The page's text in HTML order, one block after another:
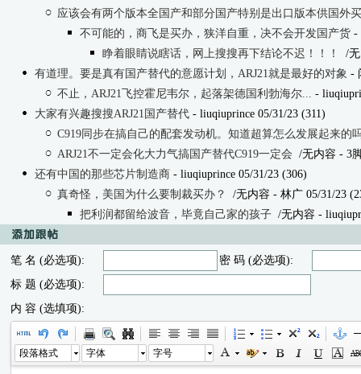
应该会有两个版本全国产和部分国产特别是出口版本供国外
不可能的，商飞是买办，狭洋自重，决不会开发国产货 -
睁着眼睛说瞎话，网上搜搜再下结论不迟！！！
/
有道理。要是真有国产替代的意愿计划，ARJ21就是最好的对象 -
不止，ARJ21飞控霍尼韦尔，起落架德国利勃海尔... -
大家有兴趣搜搜ARJ21国产替代 - liuqiuprince 05/31/23 (311)
C919同步在搞自己的配套发动机。知道超算怎么发展起来的
ARJ21不一定会化大力气搞国产替代C919一定会 /无内容 - 3
还有中国的那些芯片制造商 - liuqiuprince 05/31/23 (306)
真奇怪，美国为什么要制裁买办？
/无内容 - 林广 05/31/23
把利润都留给波音，毕竟自己家的孩子 /无内容 -
笔 名 (必选项):
密 码 (必选项):
标 题 (必选项):
内 容 (选填项):
段落格式 字体 字号